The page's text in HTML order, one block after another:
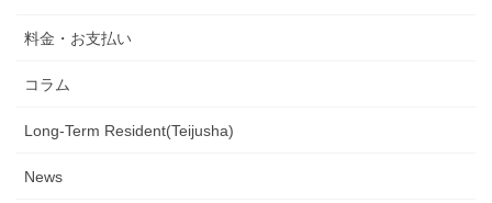
料金・お支払い
コラム
Long-Term Resident(Teijusha)
News